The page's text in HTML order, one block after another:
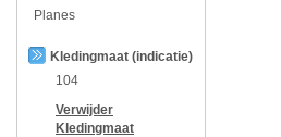
Planes
Kledingmaat (indicatie)
104
Verwijder
Kledingmaat